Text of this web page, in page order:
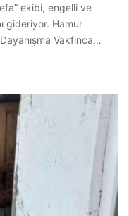
ekibi, engelli ve
gideriyor. Hamur
Vakfınca…